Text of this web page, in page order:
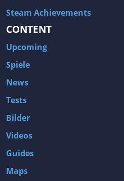
Steam Achievements
CONTENT
Upcoming
Spiele
News
Tests
Bilder
Videos
Guides
Maps